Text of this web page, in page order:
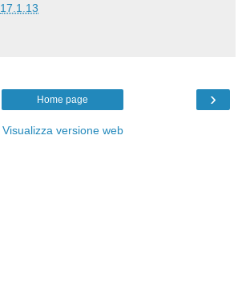
17.1.13
›
Home page
Visualizza versione web